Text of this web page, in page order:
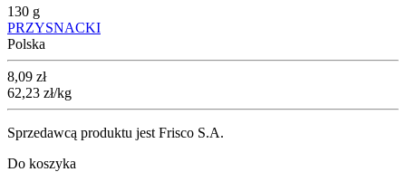
130 g
PRZYSNACKI
Polska
Cena
8,09 zł
62,23 zł/kg
Sprzedawcą produktu jest Frisco S.A.
Do koszyka